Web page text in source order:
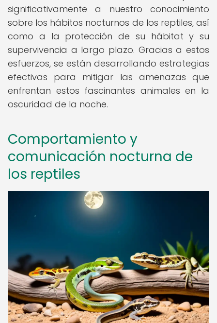
significativamente a nuestro conocimiento
sobre los hábitos nocturnos de los reptiles, así
como a la protección de su hábitat y su
supervivencia a largo plazo. Gracias a estos
esfuerzos, se están desarrollando estrategias
efectivas para mitigar las amenazas que
enfrentan estos fascinantes animales en la
oscuridad de la noche.
Comportamiento y
comunicación nocturna de
los reptiles